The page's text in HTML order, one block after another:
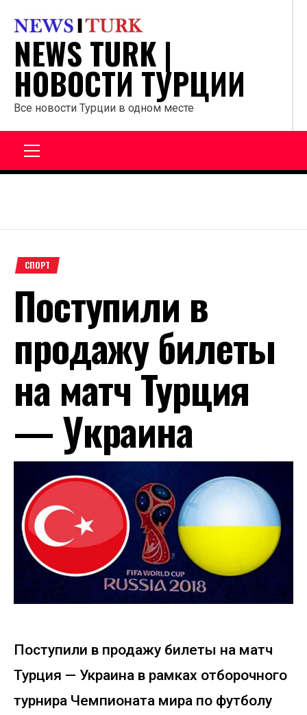
содержанию
NEWS TURK |
НОВОСТИ ТУРЦИИ
Все новости Турции в одном месте
СПОРТ
Поступили в
продажу билеты
на матч Турция
— Украина
Поступили в продажу билеты на матч
Турция — Украина в рамках отборочного
турнира Чемпионата мира по футболу